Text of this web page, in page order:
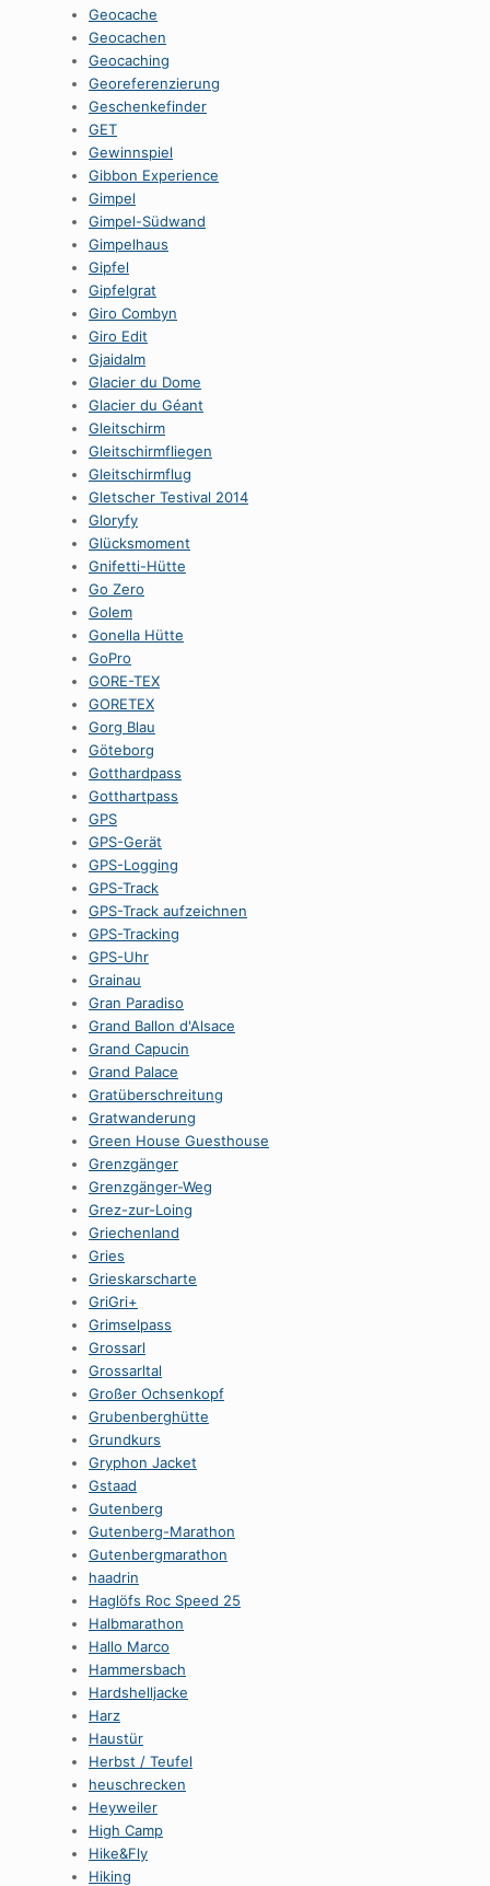
Geocache
Geocachen
Geocaching
Georeferenzierung
Geschenkefinder
GET
Gewinnspiel
Gibbon Experience
Gimpel
Gimpel-Südwand
Gimpelhaus
Gipfel
Gipfelgrat
Giro Combyn
Giro Edit
Gjaidalm
Glacier du Dome
Glacier du Géant
Gleitschirm
Gleitschirmfliegen
Gleitschirmflug
Gletscher Testival 2014
Gloryfy
Glücksmoment
Gnifetti-Hütte
Go Zero
Golem
Gonella Hütte
GoPro
GORE-TEX
GORETEX
Gorg Blau
Göteborg
Gotthardpass
Gotthartpass
GPS
GPS-Gerät
GPS-Logging
GPS-Track
GPS-Track aufzeichnen
GPS-Tracking
GPS-Uhr
Grainau
Gran Paradiso
Grand Ballon d'Alsace
Grand Capucin
Grand Palace
Gratüberschreitung
Gratwanderung
Green House Guesthouse
Grenzgänger
Grenzgänger-Weg
Grez-zur-Loing
Griechenland
Gries
Grieskarscharte
GriGri+
Grimselpass
Grossarl
Grossarltal
Großer Ochsenkopf
Grubenberghütte
Grundkurs
Gryphon Jacket
Gstaad
Gutenberg
Gutenberg-Marathon
Gutenbergmarathon
haadrin
Haglöfs Roc Speed 25
Halbmarathon
Hallo Marco
Hammersbach
Hardshelljacke
Harz
Haustür
Herbst / Teufel
heuschrecken
Heyweiler
High Camp
Hike&Fly
Hiking